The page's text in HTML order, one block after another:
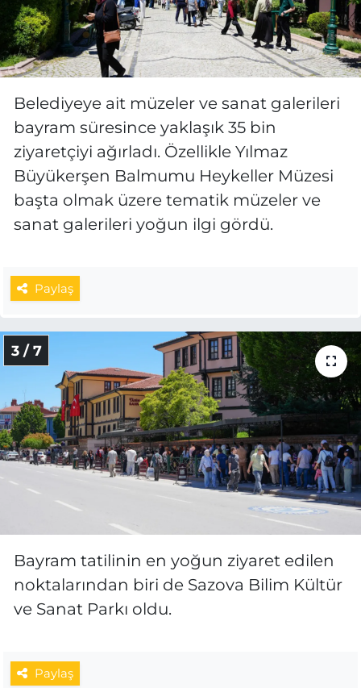
Belediyeye ait müzeler ve sanat galerileri
bayram süresince yaklaşık 35 bin
ziyaretçiyi ağırladı. Özellikle Yılmaz
Büyükerşen Balmumu Heykeller Müzesi
başta olmak üzere tematik müzeler ve
sanat galerileri yoğun ilgi gördü.
Paylaş
3 / 7
Bayram tatilinin en yoğun ziyaret edilen
noktalarından biri de Sazova Bilim Kültür
ve Sanat Parkı oldu.
Paylaş